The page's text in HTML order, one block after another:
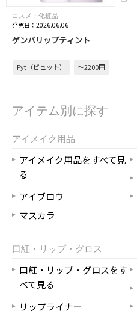
コスメ・化粧品
発売日：2026.06.06
ゲンバリップティント
Pyt（ピュット） ～2200円
アイテム別に探す
アイメイク用品
アイメイク用品をすべて見
る
アイブロウ
マスカラ
口紅・リップ・グロス
口紅・リップ・グロスをす
べて見る
リップライナー